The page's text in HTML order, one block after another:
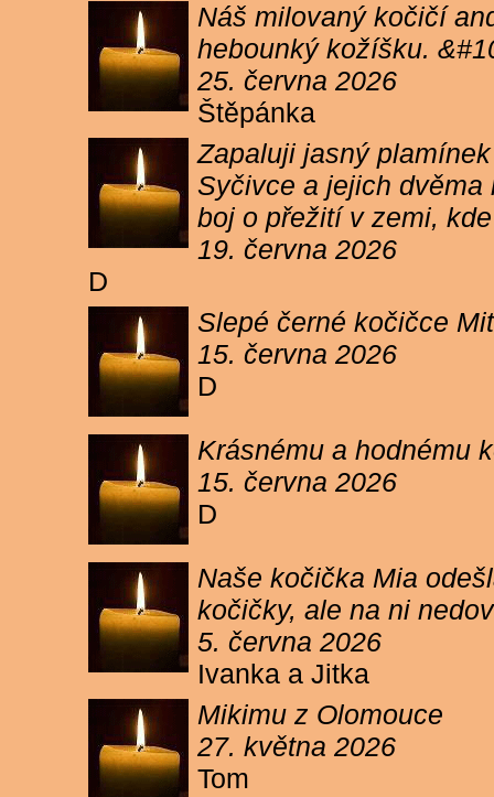
Náš milovaný kočičí
hebounký kožíšku.
25. června 2026
Štěpánka
Zapaluji jasný
Syčivce a jejich
boj o přežití v zemi,
19. června 2026
D
Slepé černé kočičce
15. června 2026
D
Krásnému a hodnému
15. června 2026
D
Naše kočička Mia
kočičky, ale na ni
5. června 2026
Ivanka a Jitka
Mikimu z Olomouce
27. května 2026
Tom